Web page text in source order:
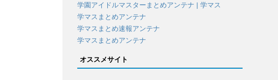
学園アイドルマスターまとめアンテナ | 学マス
学マスまとめアンテナ
学マスまとめ速報アンテナ
学マスまとめアンテナ
オススメサイト